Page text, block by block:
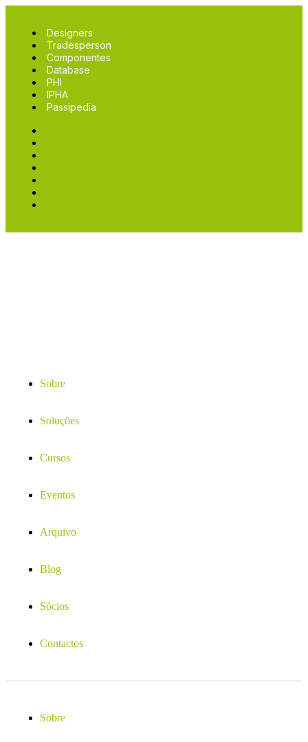
Designers
Tradesperson
Componentes
Database
PHI
IPHA
Passipedia
Sobre
Soluções
Cursos
Eventos
Arquivo
Blog
Sócios
Contactos
Sobre